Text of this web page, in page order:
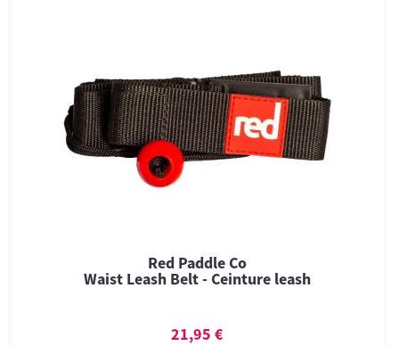
Red Paddle Co
Waist Leash Belt - Ceinture leash
21,95 €